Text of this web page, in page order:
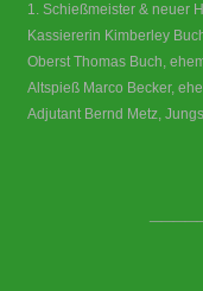
1. Schießmeister & neuer
Kassiererin Kimberley
Oberst Thomas Buch,
Altspieß Marco Becker,
Adjutant Bernd Metz,